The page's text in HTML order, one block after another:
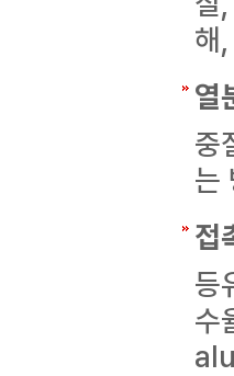
해
열
중
는
접
등
수